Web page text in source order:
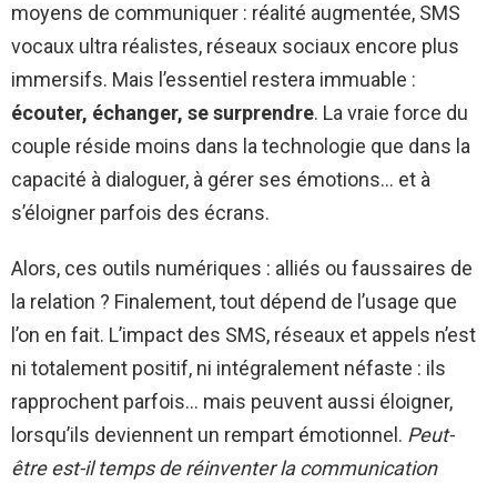
moyens de communiquer : réalité augmentée, SMS
vocaux ultra réalistes, réseaux sociaux encore plus
immersifs. Mais l’essentiel restera immuable :
écouter, échanger, se surprendre. La vraie force du
couple réside moins dans la technologie que dans la
capacité à dialoguer, à gérer ses émotions… et à
s’éloigner parfois des écrans.
Alors, ces outils numériques : alliés ou faussaires de
la relation ? Finalement, tout dépend de l’usage que
l’on en fait. L’impact des SMS, réseaux et appels n’est
ni totalement positif, ni intégralement néfaste : ils
rapprochent parfois… mais peuvent aussi éloigner,
lorsqu’ils deviennent un rempart émotionnel. Peut-
être est-il temps de réinventer la communication